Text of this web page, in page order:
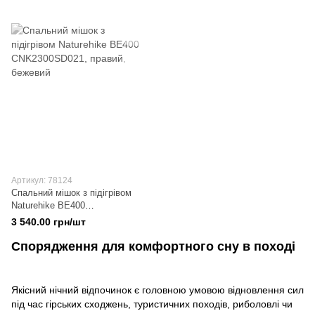
Артикул: 78124
Спальний мішок з підігрівом
Naturehike BE400
CNK2300SD021, правий,
3 540.00 грн/шт
Спорядження для комфортного сну в поході
Якісний нічний відпочинок є головною умовою відновлення сил
під час гірських сходжень, туристичних походів, риболовлі чи